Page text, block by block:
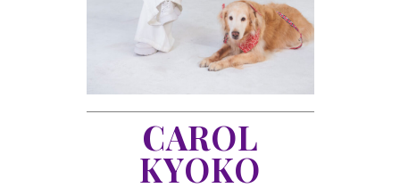
CAROL
KYOKO